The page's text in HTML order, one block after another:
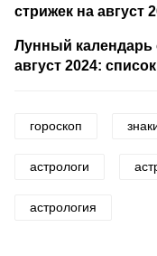
стрижек на август
Лунный календарь
август 2024:
гороскоп
астрологи
астрология